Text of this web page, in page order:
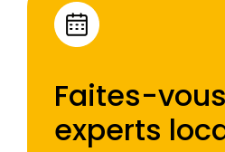
Faites-
experts